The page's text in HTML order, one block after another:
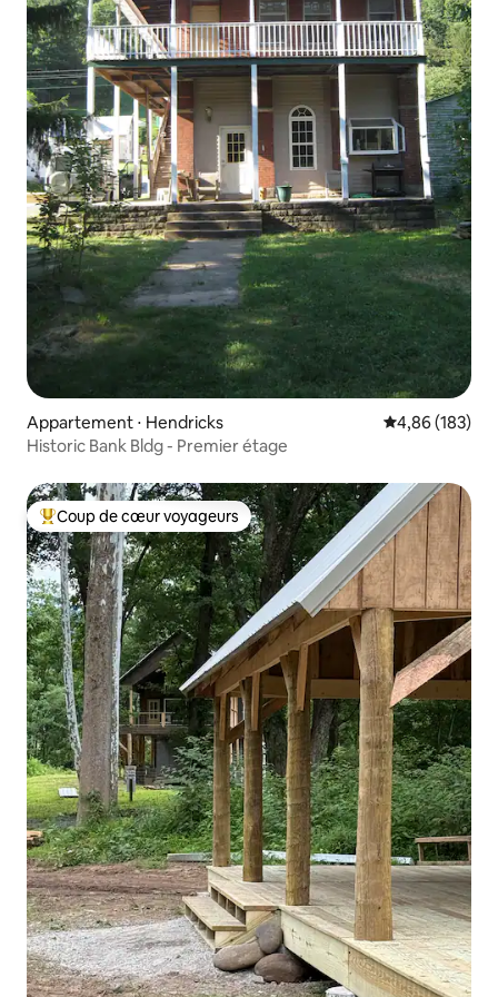
Appartement ⋅ Hendricks Évaluation
4,86 (183)
Historic Bank Bldg - Premier étage
Coups de cœur voyageurs les plus appréciés
Coup de cœur voyageurs